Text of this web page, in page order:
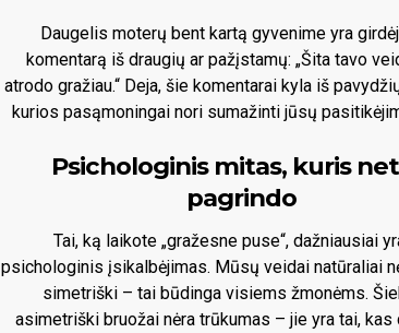
Daugelis moterų bent kartą gyvenime yra
komentarą iš draugių ar pažįstamų: „Šita tavo
atrodo gražiau.“ Deja, šie komentarai kyla iš
kurios pasąmoningai nori sumažinti jūsų
Psichologinis mitas, kuris
pagrindo
Tai, ką laikote „gražesne puse“, dažniausiai
psichologinis įsikalbėjimas. Mūsų veidai natūraliai
simetriški – tai būdinga visiems žmonėms.
asimetriški bruožai nėra trūkumas – jie yra tai, kas